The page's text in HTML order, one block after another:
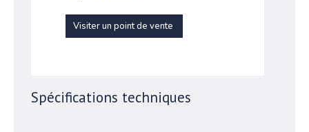
Visiter un point de vente
Spécifications techniques